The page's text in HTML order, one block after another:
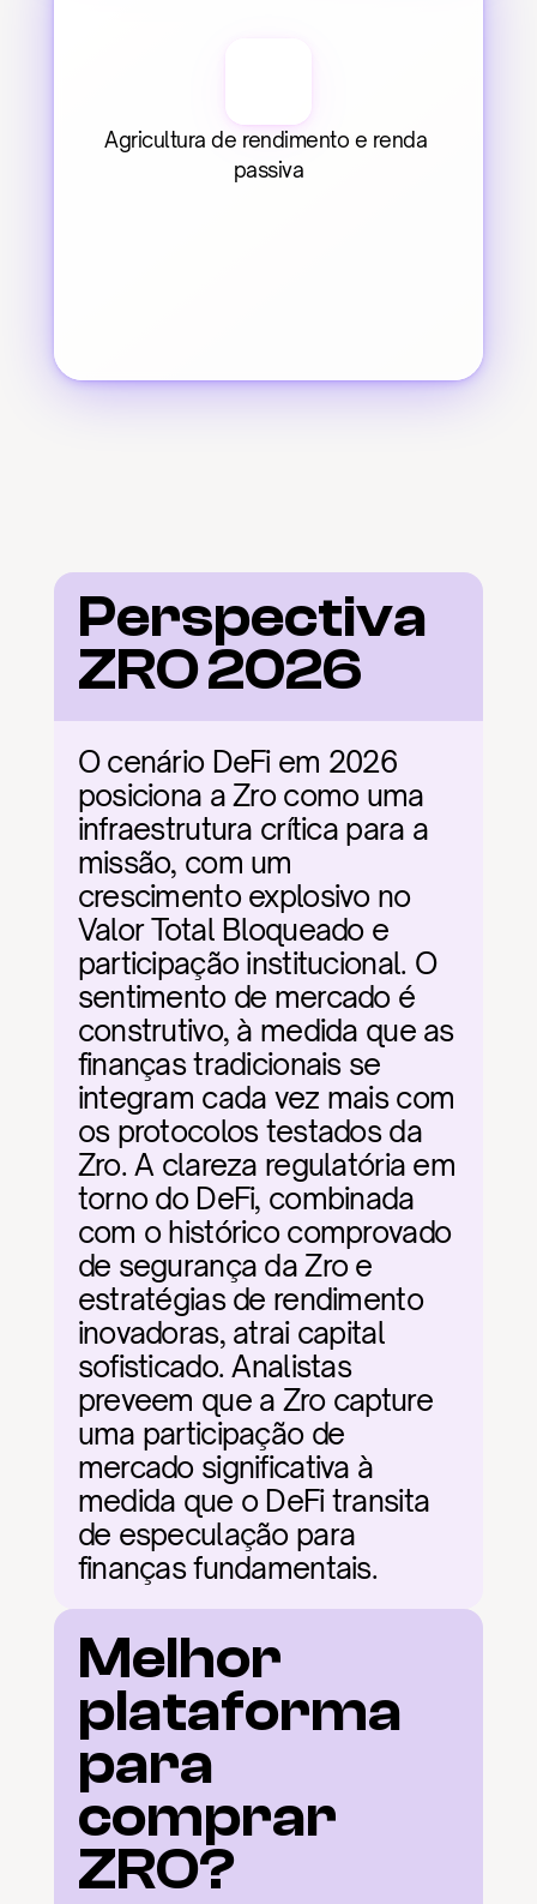
Agricultura de rendimento e renda
passiva
Perspectiva
ZRO 2026
O cenário DeFi em 2026
posiciona a Zro como uma
infraestrutura crítica para a
missão, com um
crescimento explosivo no
Valor Total Bloqueado e
participação institucional. O
sentimento de mercado é
construtivo, à medida que as
finanças tradicionais se
integram cada vez mais com
os protocolos testados da
Zro. A clareza regulatória em
torno do DeFi, combinada
com o histórico comprovado
de segurança da Zro e
estratégias de rendimento
inovadoras, atrai capital
sofisticado. Analistas
preveem que a Zro capture
uma participação de
mercado significativa à
medida que o DeFi transita
de especulação para
finanças fundamentais.
Melhor
plataforma
para
comprar
ZRO?